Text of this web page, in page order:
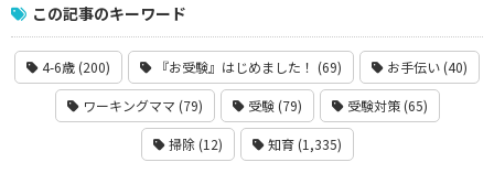
この記事のキーワード
4-6歳 (200) 『お受験』はじめました！ (69) お手伝い (40)
ワーキングママ (79) 受験 (79) 受験対策 (65)
掃除 (12) 知育 (1,335)